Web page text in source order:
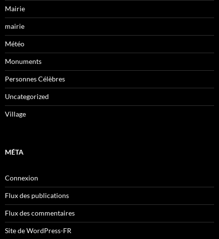
Mairie
mairie
Météo
Monuments
Personnes Célèbres
Uncategorized
Village
MÉTA
Connexion
Flux des publications
Flux des commentaires
Site de WordPress-FR